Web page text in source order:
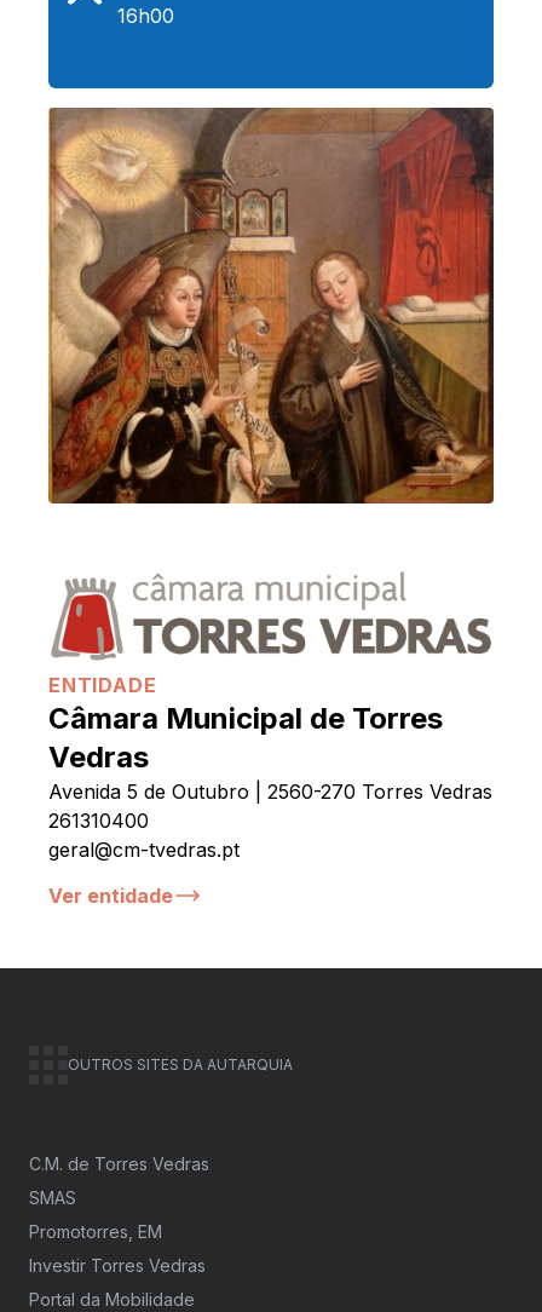
16h00
ENTIDADE
Câmara Municipal de Torres
Vedras
Avenida 5 de Outubro | 2560-270 Torres Vedras
261310400
geral@cm-tvedras.pt
Ver entidade
OUTROS SITES DA AUTARQUIA
C.M. de Torres Vedras
SMAS
Promotorres, EM
Investir Torres Vedras
Portal da Mobilidade